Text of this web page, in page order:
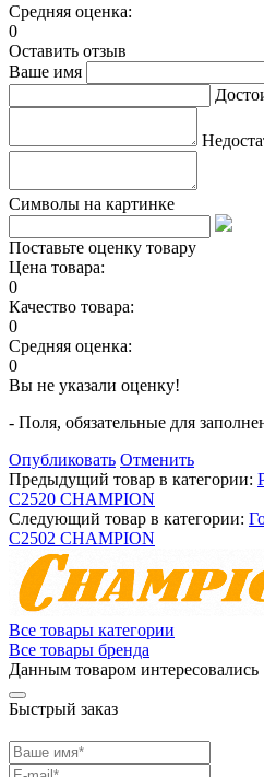
Средняя оценка:
0
Оставить отзыв
Ваше имя
Символы на картинке
Поставьте оценку товару
Цена товара:
0
Качество товара:
0
Средняя оценка:
0
Вы не указали оценку!
- Поля, обязательные для
Опубликовать Отменить
Предыдущий товар в категории:
С2520 CHAMPION
Следующий товар в категории:
С2502 СHAMPION
Все товары категории
Все товары бренда
Данным товаром интересовались
Быстрый заказ